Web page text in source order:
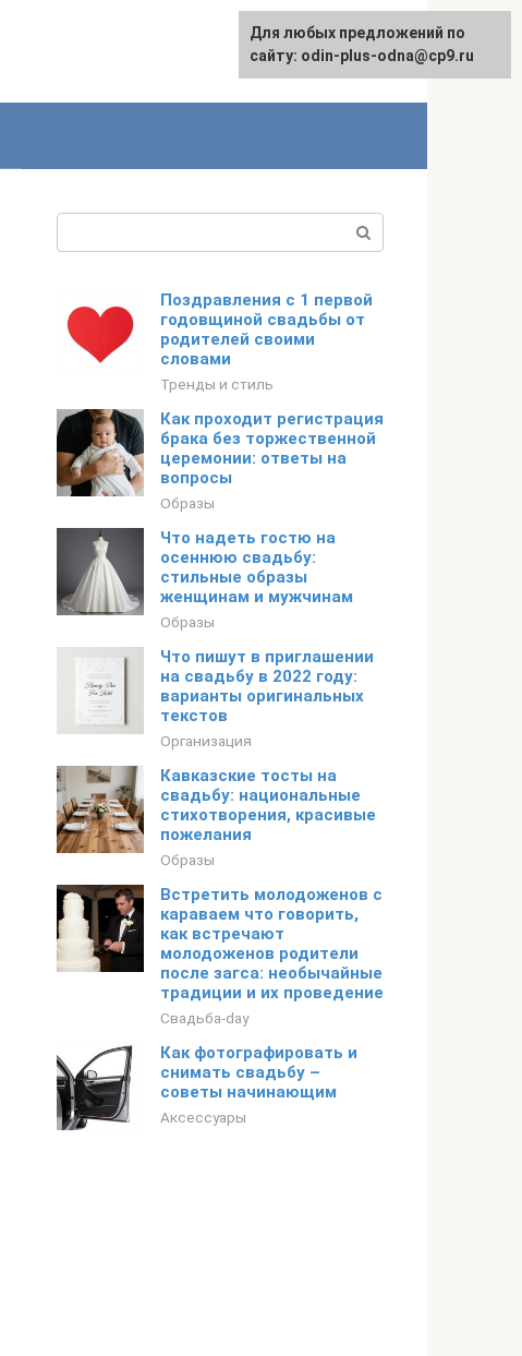
Поздравления с 1 первой
годовщиной свадьбы от
родителей своими
словами
Тренды и стиль
Как проходит регистрация
брака без торжественной
церемонии: ответы на
вопросы
Образы
Что надеть гостю на
осеннюю свадьбу:
стильные образы
женщинам и мужчинам
Образы
Что пишут в приглашении
на свадьбу в 2022 году:
варианты оригинальных
текстов
Организация
Кавказские тосты на
свадьбу: национальные
стихотворения, красивые
пожелания
Образы
Встретить молодоженов с
караваем что говорить,
как встречают
молодоженов родители
после загса: необычайные
традиции и их проведение
Свадьба-day
Как фотографировать и
снимать свадьбу –
советы начинающим
Аксессуары
Для любых предложений по
сайту: odin-plus-odna@cp9.ru